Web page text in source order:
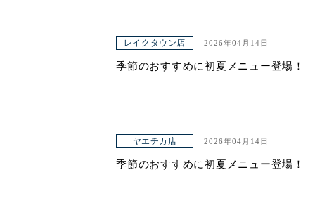
ヤエチカ店
与野店
アクセス
青山本店
レイクタウン店 2026年04月14日
季節のおすすめに初夏メニュー登場！
ヤエチカ店 2026年04月14日
季節のおすすめに初夏メニュー登場！